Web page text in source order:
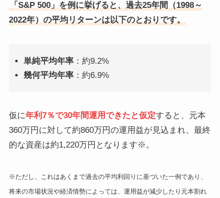
「S&P 500」を例に挙げると、過去25年間（1998～
2022年）の平均リターンは以下のとおりです。
単純平均年率：約9.2%
幾何平均年率：約6.9%
仮に年利7％で30年間運用できたと仮定すると、元本
360万円に対して約860万円の運用益が見込まれ、最終
的な資産は約1,220万円となります※。
※ただし、これはあくまで過去の平均利回りに基づいた一例であり、
将来の市場状況や経済情勢によっては、運用益が減少したり元本割れ